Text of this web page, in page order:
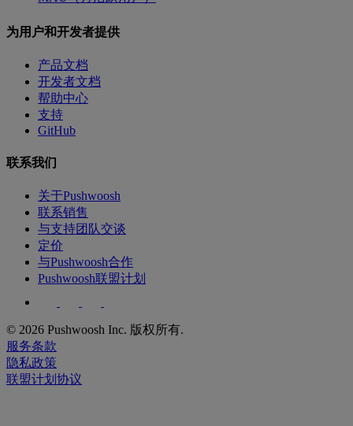
为用户和开发者提供
产品文档
开发者文档
帮助中心
支持
GitHub
联系我们
关于Pushwoosh
联系销售
与支持团队交谈
定价
与Pushwoosh合作
Pushwoosh联盟计划
© 2026 Pushwoosh Inc. 版权所有.
服务条款
隐私政策
联盟计划协议